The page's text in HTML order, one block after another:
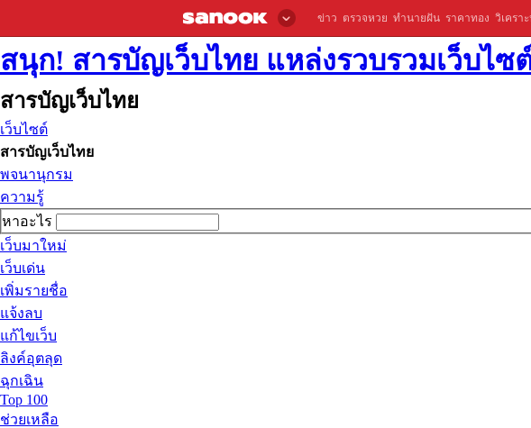
ข่าว ตรวจหวย ทำนายฝัน ราคาทอง วิเครา
สนุก! สารบัญเว็บไทย แหล่งรวบรวมเว็บไ
สารบัญเว็บไทย
เว็บไซต์
สารบัญเว็บไทย
พจนานุกรม
ความรู้
หาอะไร
เว็บมาใหม่
เว็บเด่น
เพิ่มรายชื่อ
แจ้งลบ
แก้ไขเว็บ
ลิงค์อุตลุด
ฉุกเฉิน
Top 100
ช่วยเหลือ